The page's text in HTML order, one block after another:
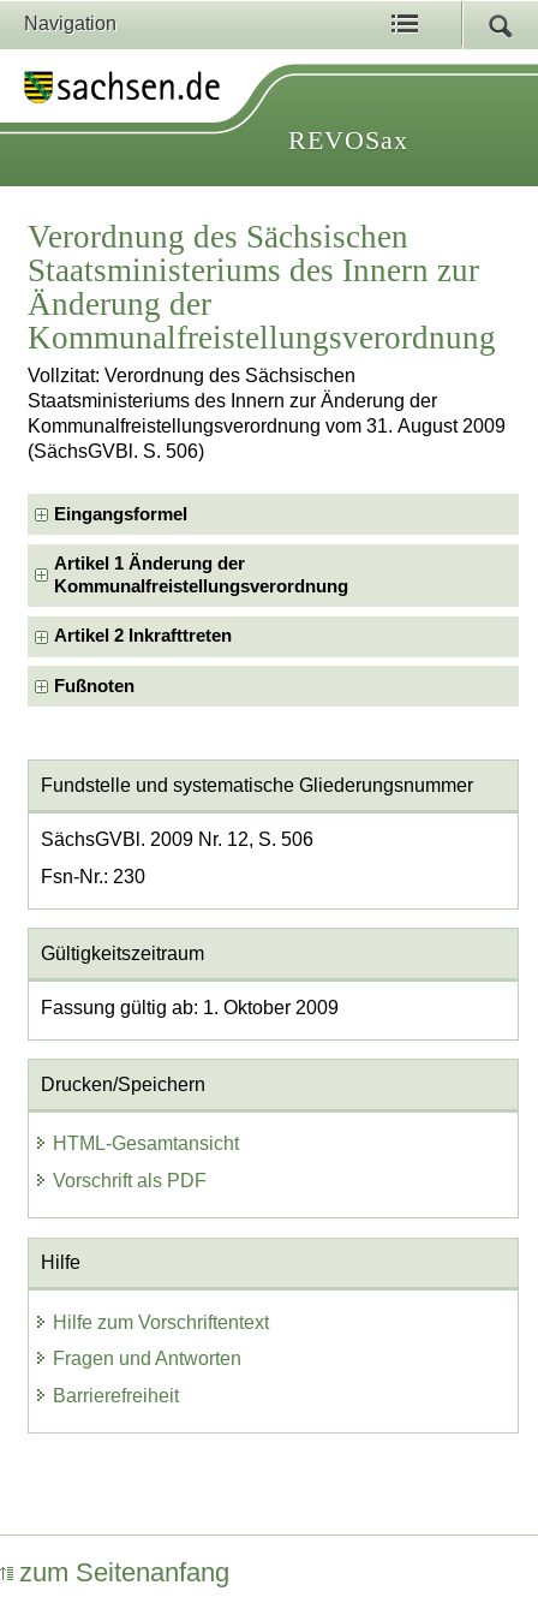
Navigation
REVOSax
Verordnung des Sächsischen
Staatsministeriums des Innern zur
Änderung der
Kommunalfreistellungsverordnung
Vollzitat: Verordnung des Sächsischen
Staatsministeriums des Innern zur Änderung der
Kommunalfreistellungsverordnung vom 31. August 2009
(SächsGVBl. S. 506)
Eingangsformel
Artikel 1 Änderung der
Kommunalfreistellungsverordnung
Artikel 2 Inkrafttreten
Fußnoten
Fundstelle und systematische Gliederungsnummer
SächsGVBl. 2009 Nr. 12, S. 506
Fsn-Nr.: 230
Gültigkeitszeitraum
Fassung gültig ab: 1. Oktober 2009
Drucken/Speichern
HTML-Gesamtansicht
Vorschrift als PDF
Hilfe
Hilfe zum Vorschriftentext
Fragen und Antworten
Barrierefreiheit
zum Seitenanfang